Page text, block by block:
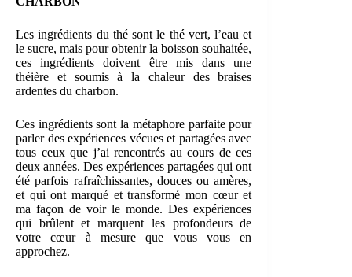
Les ingrédients du thé sont le thé vert, l’eau et
le sucre, mais pour obtenir la boisson souhaitée,
ces ingrédients doivent être mis dans une
théière et soumis à la chaleur des braises
ardentes du charbon.
Ces ingrédients sont la métaphore parfaite pour
parler des expériences vécues et partagées avec
tous ceux que j’ai rencontrés au cours de ces
deux années. Des expériences partagées qui ont
été parfois rafraîchissantes, douces ou amères,
et qui ont marqué et transformé mon cœur et
ma façon de voir le monde. Des expériences
qui brûlent et marquent les profondeurs de
votre cœur à mesure que vous vous en
approchez.